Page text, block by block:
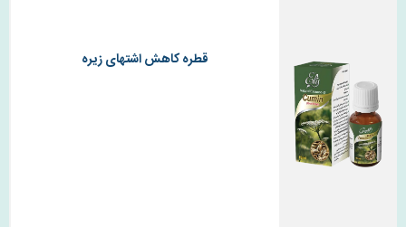
قطره کاهش اشتهای زیره